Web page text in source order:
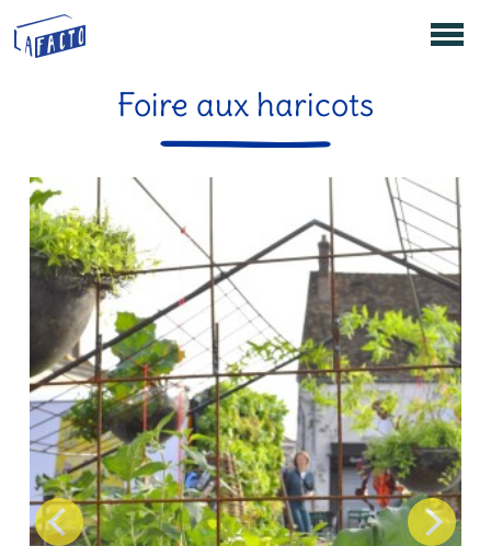
Foire aux haricots
Arpajon